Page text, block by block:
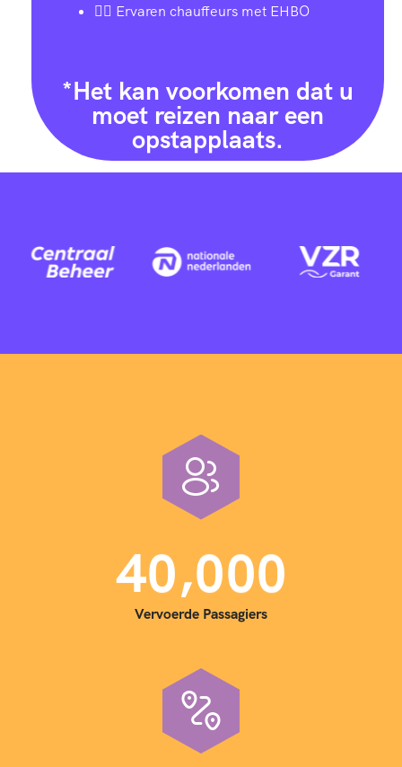
👨‍✈️ Ervaren chauffeurs met EHBO
*Het kan voorkomen dat u
moet reizen naar een
opstapplaats.
40,000
Vervoerde Passagiers